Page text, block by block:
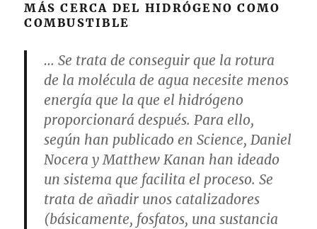
MÁS CERCA DEL HIDRÓGENO COMO
COMBUSTIBLE
… Se trata de conseguir que la rotura
de la molécula de agua necesite menos
energía que la que el hidrógeno
proporcionará después. Para ello,
según han publicado en Science, Daniel
Nocera y Matthew Kanan han ideado
un sistema que facilita el proceso. Se
trata de añadir unos catalizadores
(básicamente, fosfatos, una sustancia